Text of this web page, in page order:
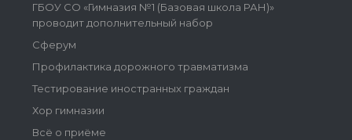
ГБОУ СО «Гимназия №1 (Базовая школа РАН)»
проводит дополнительный набор
Сферум
Профилактика дорожного травматизма
Тестирование иностранных граждан
Хор гимназии
Всё о приёме